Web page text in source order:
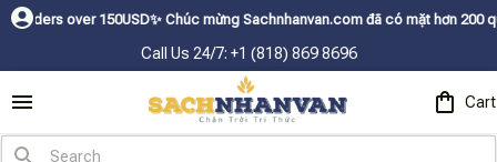
150USDㅤ✨ Chúc mừng Sachnhanvan.com đã có mặt hơn 200 quốc gia
Call Us 24/7: +1 (818) 869 8696
Cart